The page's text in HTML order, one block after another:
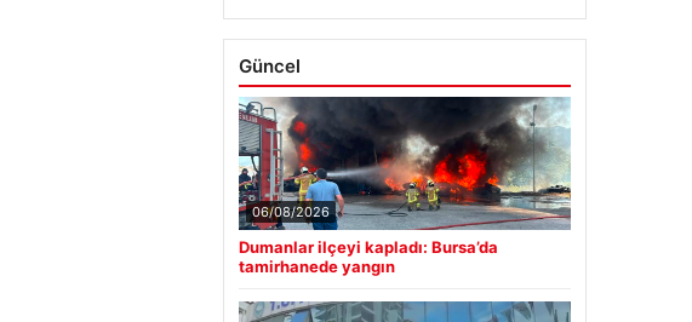
Güncel
06/08/2026
Dumanlar ilçeyi kapladı: Bursa’da
tamirhanede yangın